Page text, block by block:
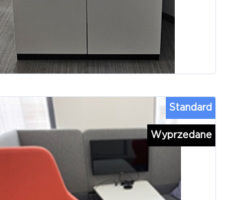
Wyprzedane
Standard